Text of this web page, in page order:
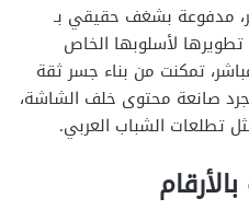
مدفوعة بشغف حقيقي بـ
تطويرها لأسلوبها الخاص
تمكنت من بناء جسر ثقة
صانعة محتوى خلف الشاشة،
تطلعات الشباب العربي.